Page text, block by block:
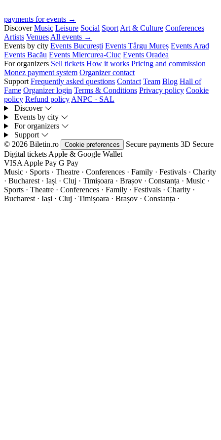
payments for events →
Discover Music Leisure Social Sport Art & Culture Conferences
Artists Venues All events →
Events by city Events București Events Târgu Mureș Events Arad
Events Bacău Events Miercurea-Ciuc Events Oradea
For organizers Sell tickets How it works Pricing and commission
Monez payment system Organizer contact
Support Frequently asked questions Contact Team Blog Hall of
Fame Organizer login Terms & Conditions Privacy policy Cookie
policy Refund policy ANPC · SAL
Discover
Events by city
For organizers
Support
© 2026 Biletin.ro
Cookie preferences Secure payments 3D Secure
Digital tickets Apple & Google Wallet
VISA Apple Pay G Pay
Music · Sports · Theatre · Conferences · Family · Festivals · Charity
· Bucharest · Iași · Cluj · Timișoara · Brașov · Constanța · Music ·
Sports · Theatre · Conferences · Family · Festivals · Charity ·
Bucharest · Iași · Cluj · Timișoara · Brașov · Constanța ·